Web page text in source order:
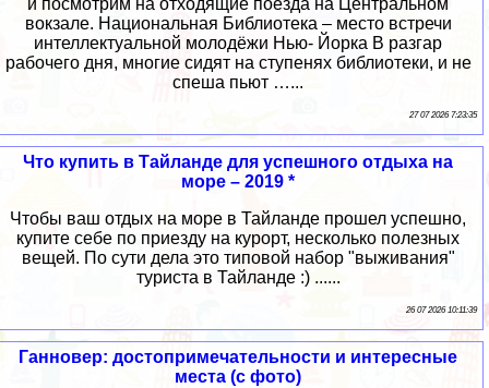
и посмотрим на отходящие поезда на Центральном
вокзале. Национальная Библиотека – место встречи
интеллектуальной молодёжи Нью- Йорка В разгар
рабочего дня, многие сидят на ступенях библиотеки, и не
спеша пьют …...
27 07 2026 7:23:35
Что купить в Тайланде для успешного отдыха на
море – 2019 *
Чтобы ваш отдых на море в Тайланде прошел успешно,
купите себе по приезду на курорт, несколько полезных
вещей. По сути дела это типовой набор "выживания"
туриста в Тайланде :) ......
26 07 2026 10:11:39
Ганновер: достопримечательности и интересные
места (с фото)